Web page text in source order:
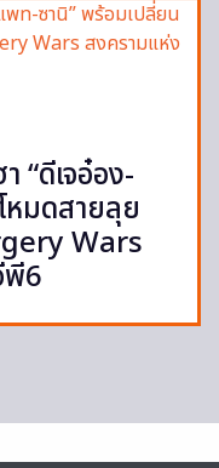
“ดีเจอ๋อง-
มดสายลุย
Wars
พี6